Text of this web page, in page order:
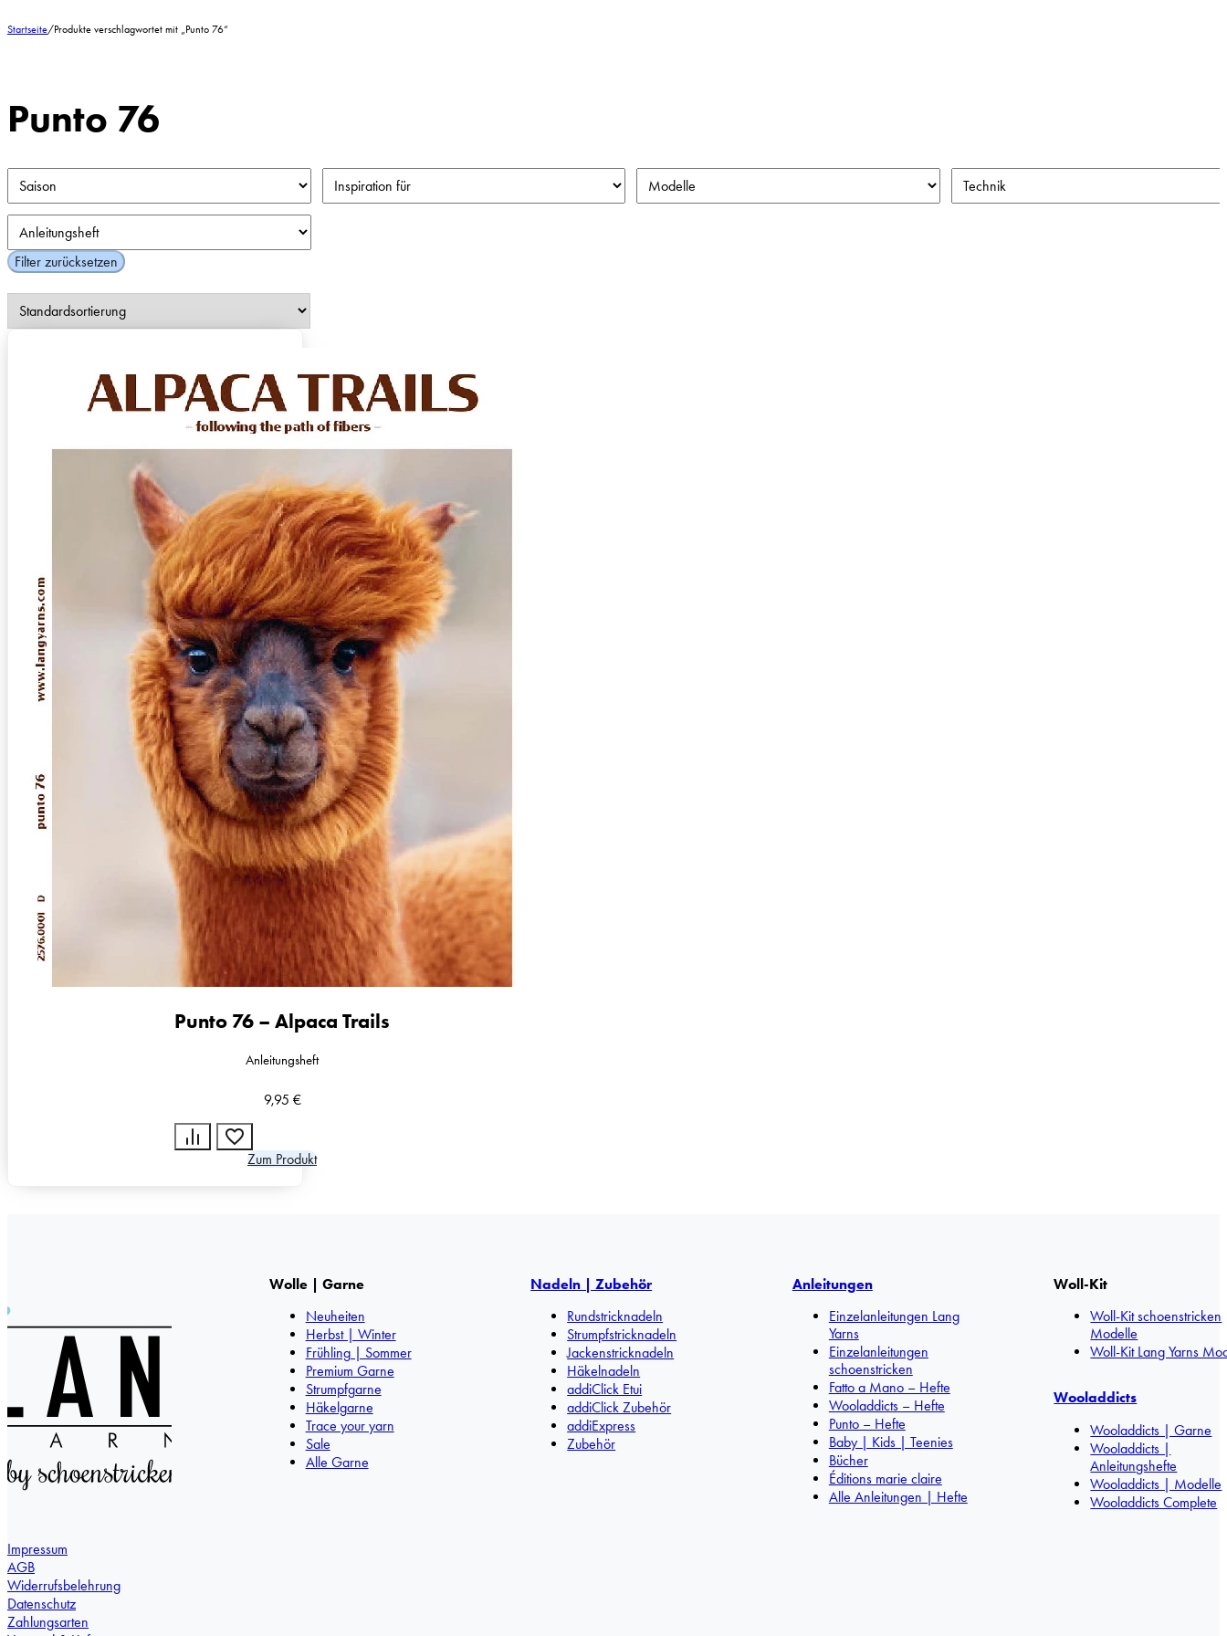
Startseite/Produkte verschlagwortet mit „Punto 76“
Punto 76
Filter zurücksetzen
Punto 76 – Alpaca Trails
Anleitungsheft
9,95 €
Zum Produkt
Wolle | Garne
Neuheiten
Herbst | Winter
Frühling | Sommer
Premium Garne
Strumpfgarne
Häkelgarne
Trace your yarn
Sale
Alle Garne
Nadeln | Zubehör
Rundstricknadeln
Strumpfstricknadeln
Jackenstricknadeln
Häkelnadeln
addiClick Etui
addiClick Zubehör
addiExpress
Zubehör
Anleitungen
Einzelanleitungen Lang
Yarns
Einzelanleitungen
schoenstricken
Fatto a Mano – Hefte
Wooladdicts – Hefte
Punto – Hefte
Baby | Kids | Teenies
Bücher
Éditions marie claire
Alle Anleitungen | Hefte
Woll-Kit
Woll-Kit schoenstricken
Modelle
Woll-Kit Lang Yarns
Wooladdicts
Wooladdicts | Garne
Wooladdicts |
Anleitungshefte
Wooladdicts | Modelle
Wooladdicts Complete
Impressum
AGB
Widerrufsbelehrung
Datenschutz
Zahlungsarten